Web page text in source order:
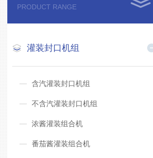
PRODUCT RANGE
灌装封口机组
含汽灌装封口机组
不含汽灌装封口机组
浓酱灌装组合机
番茄酱灌装组合机